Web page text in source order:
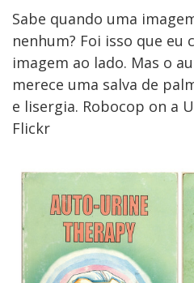
Sabe quando uma
nenhum? Foi isso que eu
imagem ao lado. Mas o
merece uma salva de
e lisergia. Robocop on a
Flickr